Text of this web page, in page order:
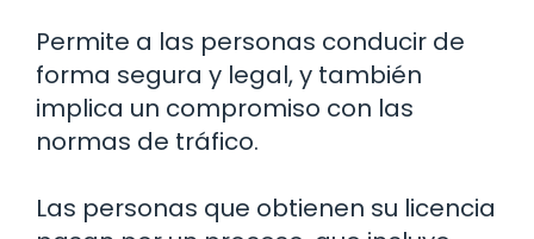
Permite a las personas conducir de
forma segura y legal, y también
implica un compromiso con las
normas de tráfico.
Las personas que obtienen su licencia